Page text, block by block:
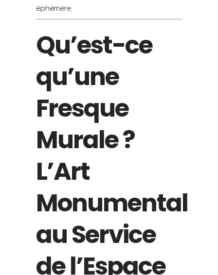
éphémère.
Qu’est-ce
qu’une
Fresque
Murale ?
L’Art
Monumental
au Service
de l’Espace